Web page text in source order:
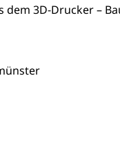
3D-Drucker –
Krankenkasse